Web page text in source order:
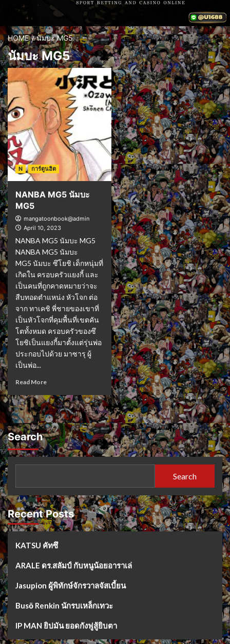
HOME นัมบะ MG5
นัมบะ MG5
N การ์ตูนฮิต
NANBA MG5 นัมบะ
MG5
mangatoonbook@admin
April 10, 2023
NANBA MG5 นัมบะ MG5
NANBA MG5 นัมบะ
MG5 นัมบะ ซึโยชิ เด็กหนุ่มที่
เกิดใน ครอบครัวแยงกี้ และ
เป็นคนที่ถูกคาดหมายว่าจะ
สืบทอดตำแหน่ง หัวโจก ต่อ
จาก ทาเคชิ พี่ชายของเขาที่
เป็นหัวโจกที่คุมพื้นที่เขตคัน
โตทั้งหมด ครอบครัวของซึ
โยชิเป็นแยงกี้มาตั้งแต่รุ่นพ่อ
ประกอบไปด้วย มาซารุ ผู้
เป็นพ่อ...
Read More
Search
Search
Recent Posts
KATSU คัทซึ
ARALE ดร.สลัมป์ กับหนูน้อยอาราเล่
Jasupion ผู้พิทักษ์จักรวาลจัสเบี้ยน
Busō Renkin นักรบเหล็กเทวะ
IP MAN ยิปมัน ยอดกังฟูสู้ยิบตา